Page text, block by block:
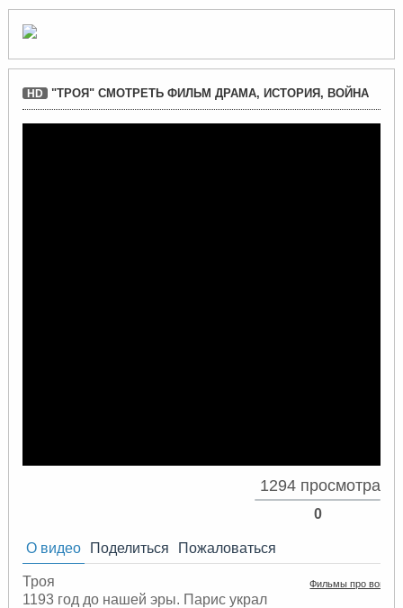
HD "ТРОЯ" СМОТРЕТЬ ФИЛЬМ ДРАМА, ИСТОРИЯ, ВОЙНА
1294 просмотра
0
О видео Поделиться Пожаловаться
Троя
1193 год до нашей эры. Парис украл
Фильмы про войну